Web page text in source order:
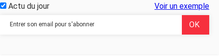
Actu du jour Voir un exemple